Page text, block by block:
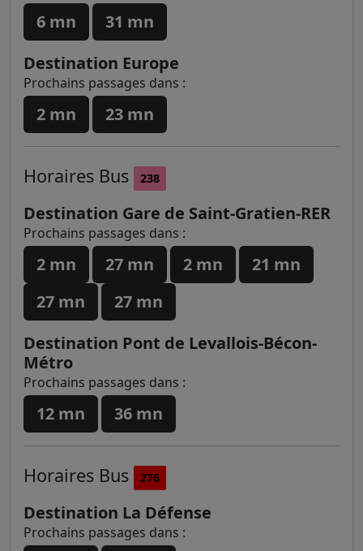
6 mn
31 mn
Destination Europe
Prochains passages dans :
2 mn 23 mn
Horaires Bus 238
Destination Gare de Saint-Gratien-RER
Prochains passages dans :
2 mn 27 mn 2 mn
21 mn
27 mn
27 mn
Destination Pont de Levallois-Bécon-
Métro
Prochains passages dans :
12 mn 36 mn
Horaires Bus 276
Destination La Défense
Prochains passages dans :